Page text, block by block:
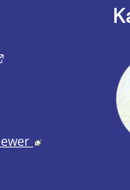
Länk till annan
annan webbplats,
Länk till